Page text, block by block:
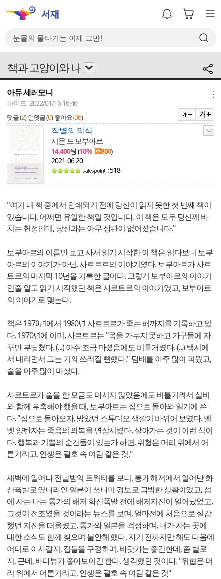
책과 고양이와 나
아듀 세러모니
하이드 2022/01/16 16:46
댓글 (2) 먼댓글 (0) 좋아요 (36)
작별의 의식
시몬 드 보부아르
14,400원 (10%↓ 800)
2021-06-20
: 518
"여기 내 책 중에서 인쇄되기 전에 당신이 읽지 못한 첫 번째 책이
있습니다. 어쩌면 유일한 책일 것입니다. 이 책은 모두 당신께 바
치는 헌정인데, 당신과는 아무 상관이 없어졌습니다."
보부아르의 이름만 보고 사서 읽기 시작한 이 책은 읽다보니 보부
아르의 이야기가 아닌, 사르트르의 이야기였다. 보부아르가 사르
트르의 마지막 10년을 기록한 글이다. 그렇게 보부아르의 이야기
인줄 알고 읽기 시작했던 책은 사르트르의 이야기였고, 보부아르
의 이야기로 맺는다.
책은 1970년에서 1980년 사르트르가 죽는 해까지를 기록하고 있
다. 1970년에 이미, 사르트르는 "몸을 가누지 못하고 가구들에 자
꾸만 부딪쳤다. (...) 아주 조금 마셨음에도 비틀거렸다. (...) 택시에
서 내리면서 그는 거의 쓰러질 뻔했다." 담배를 아주 많이 피웠고,
술을 아주 많이 마셨다.
사르트르가 술을 한 모금도 마시지 않았음에도 비틀거려서 실비
와 함께 부축해야 했을 때, 보부아르는 집으로 돌아와 일기에 쓴
다. "집으로 돌아오자, 밝았던 스튜디오 색깔이 바뀌어 보였다. 벨
벳 양탄자는 죽음의 의복을 연상시켰다. 살아가는 것이 이런 식이
다. 행복과 기쁨의 순간들이 있는가 하면, 위협은 머리 위에서 어
른거리고, 인생은 괄호 속 여담 같은 것."
새벽에 일어나 전날밤의 트위터를 보니, 통가 해저에서 일어난 화
산폭발로 옆나라인 일본이 쓰나미 경보로 급박한 상황이었고, 섬
에 사는 나는 통가의 해저 화산폭발 전에 해저지진이 일어났었고,
그것이 전조였을 것이라는 뉴스를 보며, 얼마전에 처음으로 실감
했던 지진을 떠올렸고, 통가와 일본을 걱정하며, 내가 사는 곳에
대한 소식도 함께 찾으며 불안해 했다. 자기 전까지만 해도 다음에
어디로 이사갈지, 집들을 구경하며, 바닷가는 좋긴한데, 좀 별로
지, 근데, 바다뷰가 좋아보이긴 한다. 생각했던 것이다. "위협은 머
리 위에서 어른거리고, 인생은 괄호 속 여담 같은 것"